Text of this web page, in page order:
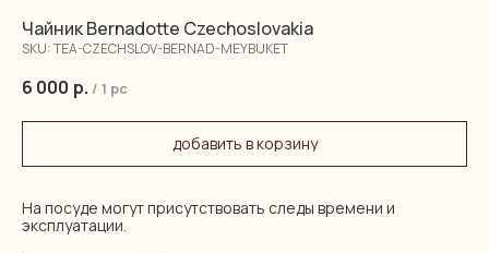
Чайник Bernadotte Czechoslovakia
SKU:TEA-CZECHSLOV-BERNAD-MEYBUKET
6 000 р. / 1 pc
добавить в корзину
На посуде могут присутствовать следы времени и
эксплуатации.